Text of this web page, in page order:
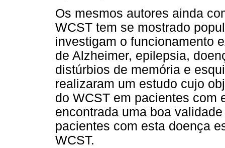
Os mesmos autores ainda
WCST tem se mostrado
investigam o funcionamento
de Alzheimer, epilepsia,
distúrbios de memória e
realizaram um estudo cujo
do WCST em pacientes com
encontrada uma boa
pacientes com esta doença
WCST.